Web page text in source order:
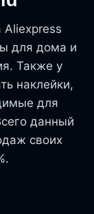
Aliexpress
для дома и
Также у
наклейки,
для
данный
своих